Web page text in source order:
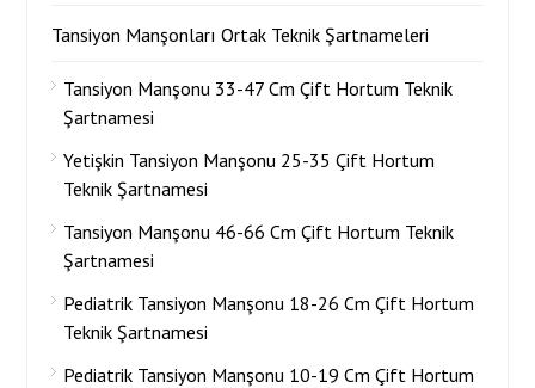
Tansiyon Manşonları Ortak Teknik Şartnameleri
Tansiyon Manşonu 33-47 Cm Çift Hortum Teknik
Şartnamesi
Yetişkin Tansiyon Manşonu 25-35 Çift Hortum
Teknik Şartnamesi
Tansiyon Manşonu 46-66 Cm Çift Hortum Teknik
Şartnamesi
Pediatrik Tansiyon Manşonu 18-26 Cm Çift Hortum
Teknik Şartnamesi
Pediatrik Tansiyon Manşonu 10-19 Cm Çift Hortum